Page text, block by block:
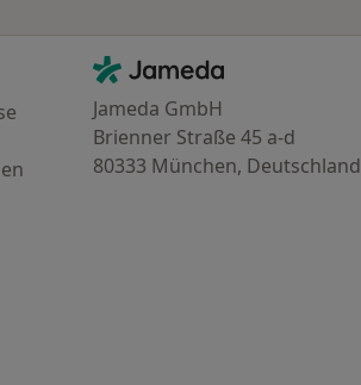
Kontakt
Jameda - Startseite
Jameda GmbH
Brienner Straße 45 a-d
80333 München, Deutschland